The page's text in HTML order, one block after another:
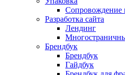
Сопровождение
Разработка сайта
Лендинг
Брендбук
Брендбук
Гайдбук